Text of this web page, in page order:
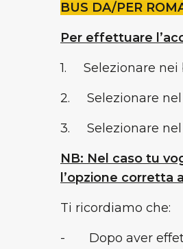
BUS DA/PER
Per effettuare
1. Selezionare nei
2. Selezionare
3. Selezionare
NB: Nel caso tu
l’opzione
Ti ricordiamo che:
- Dopo aver